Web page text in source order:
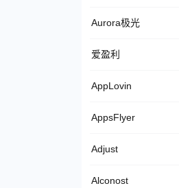
Aurora极光
爱盈利
AppLovin
AppsFlyer
Adjust
Alconost